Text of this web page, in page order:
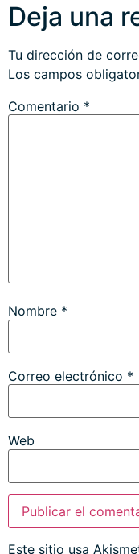
Deja una
Tu dirección de
Los campos
Comentario *
Nombre *
Correo electrónico *
Web
Este sitio usa